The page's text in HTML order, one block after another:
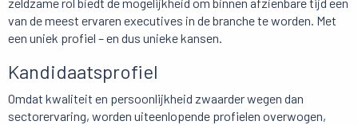
van de meest ervaren executives in de branche te worden. Met
een uniek profiel – en dus unieke kansen.
Kandidaatsprofiel
Omdat kwaliteit en persoonlijkheid zwaarder wegen dan
sectorervaring, worden uiteenlopende profielen overwogen,